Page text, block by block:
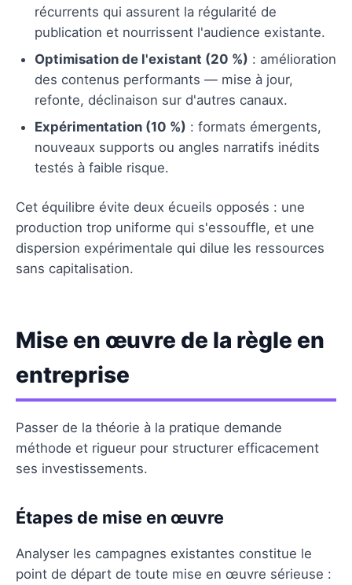
récurrents qui assurent la régularité de
publication et nourrissent l'audience existante.
Optimisation de l'existant (20 %) : amélioration
des contenus performants — mise à jour,
refonte, déclinaison sur d'autres canaux.
Expérimentation (10 %) : formats émergents,
nouveaux supports ou angles narratifs inédits
testés à faible risque.
Cet équilibre évite deux écueils opposés : une
production trop uniforme qui s'essouffle, et une
dispersion expérimentale qui dilue les ressources
sans capitalisation.
Mise en œuvre de la règle en
entreprise
Passer de la théorie à la pratique demande
méthode et rigueur pour structurer efficacement
ses investissements.
Étapes de mise en œuvre
Analyser les campagnes existantes constitue le
point de départ de toute mise en œuvre sérieuse :